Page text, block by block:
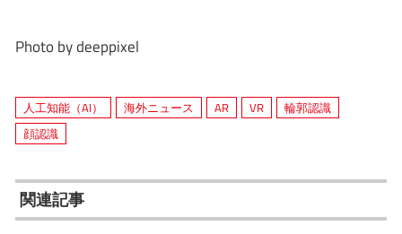
Photo by deeppixel
人工知能（AI） 海外ニュース AR VR
輪郭認識
顔認識
関連記事